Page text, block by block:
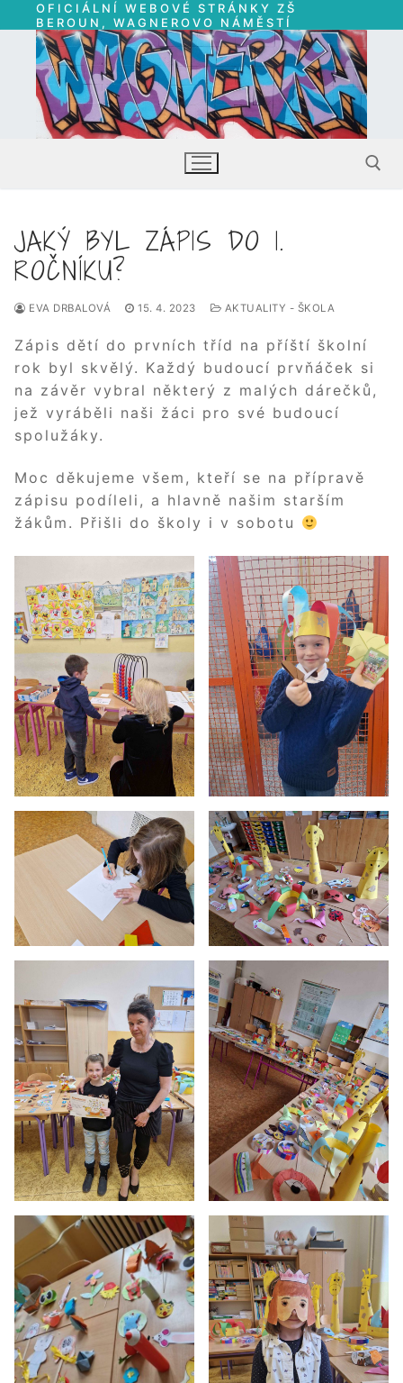
Přeskočit
na
obsah
OFICIÁLNÍ WEBOVÉ STRÁNKY ZŠ
BEROUN, WAGNEROVO NÁMĚSTÍ
Hledat:
JAKÝ BYL ZÁPIS DO 1.
ROČNÍKU?
EVA DRBALOVÁ 15. 4. 2023 AKTUALITY - ŠKOLA
Zápis dětí do prvních tříd na příští školní
rok byl skvělý. Každý budoucí prvňáček si
na závěr vybral některý z malých dárečků,
jež vyráběli naši žáci pro své budoucí
spolužáky.
Moc děkujeme všem, kteří se na přípravě
zápisu podíleli, a hlavně našim starším
žákům. Přišli do školy i v sobotu